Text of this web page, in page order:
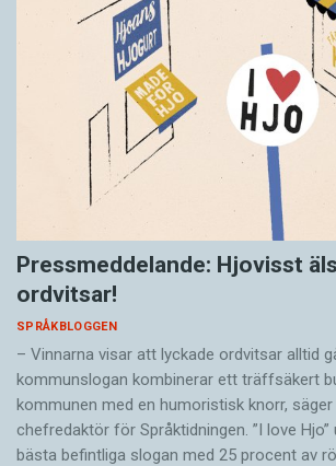
Pressmeddelande: Hjovisst
ordvitsar!
SPRÅKBLOGGEN
– Vinnarna visar att lyckade ordvitsar alltid
kommunslogan kombinerar ett träffsäkert
kommunen med en humoristisk knorr,
chefredaktör för Språktidningen. ”I love
bästa befintliga slogan med 25 procent av